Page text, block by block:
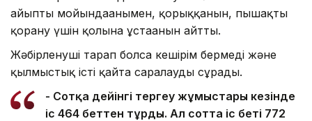
айыпты мойындағанымен, қорыққанын, пышақты
қорғану үшін қолына ұстағанын айтты.
Жәбірленуші тарап болса кешірім бермеді және
қылмыстық істі қайта саралауды сұрады.
- Сотқа дейінгі тергеу жұмыстары кезінде
іс 464 беттен тұрды. Ал сотта іс беті 772